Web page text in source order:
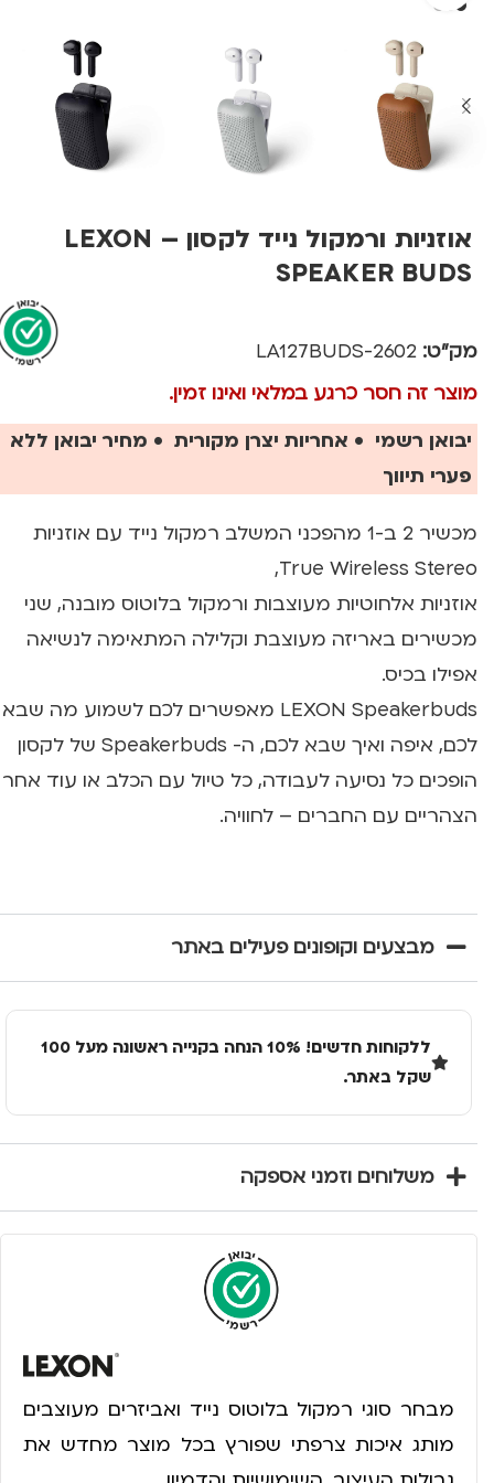
אוזניות ורמקול נייד לקסון – LEXON
SPEAKER BUDS
מק"ט: 2602-LA127BUDS
מוצר זה חסר כרגע במלאי ואינו זמין.
יבואן רשמי • אחריות יצרן מקורית • מחיר יבואן ללא
פערי תיווך
מכשיר 2 ב-1 מהפכני המשלב רמקול נייד עם אוזניות
True Wireless Stereo,
אוזניות אלחוטיות מעוצבות ורמקול בלוטוס מובנה, שני
מכשירים באריזה מעוצבת וקלילה המתאימה לנשיאה
אפילו בכיס.
LEXON Speakerbuds מאפשרים לכם לשמוע מה שבא
לכם, איפה ואיך שבא לכם, ה- Speakerbuds של לקסון
הופכים כל נסיעה לעבודה, כל טיול עם הכלב או עוד אחר
הצהריים עם החברים – לחוויה.
מבצעים וקופונים פעילים באתר
ללקוחות חדשים! 10% הנחה בקנייה ראשונה מעל 100
שקל באתר.
משלוחים וזמני אספקה
מבחר סוגי רמקול בלוטוס נייד ואביזרים מעוצבים
מותג איכות צרפתי שפורץ בכל מוצר מחדש את